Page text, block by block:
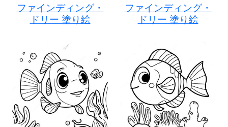
ファインディング・
ドリー 塗り絵
ファインディング・
ドリー 塗り絵